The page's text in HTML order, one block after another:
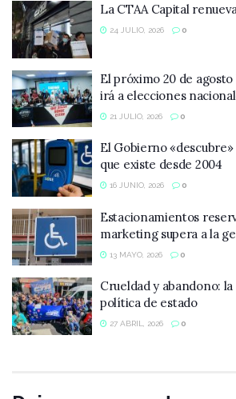
La CTAA Capital
24 JULIO, 2026 0
El próximo 20 de
irá a elecciones
21 JULIO, 2026 0
El Gobierno
que existe desde 2004
16 JUNIO, 2026 0
Estacionamientos
marketing supera a la
13 MAYO, 2026 0
Crueldad y abandono:
política de estado
27 ABRIL, 2026 0